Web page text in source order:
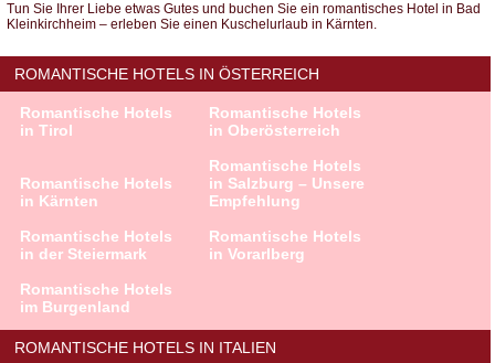
Tun Sie Ihrer Liebe etwas Gutes und buchen Sie ein romantisches Hotel in Bad
Kleinkirchheim – erleben Sie einen Kuschelurlaub in Kärnten.
ROMANTISCHE HOTELS IN ÖSTERREICH
Romantische Hotels
in Tirol
Romantische Hotels
in Oberösterreich
Romantische Hotels
in Kärnten
Romantische Hotels
in Salzburg – Unsere
Empfehlung
Romantische Hotels
in der Steiermark
Romantische Hotels
in Vorarlberg
Romantische Hotels
im Burgenland
ROMANTISCHE HOTELS IN ITALIEN